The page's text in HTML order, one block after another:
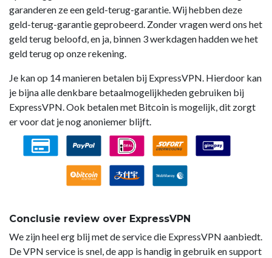
garanderen ze een geld-terug-garantie. Wij hebben deze
geld-terug-garantie geprobeerd. Zonder vragen werd ons het
geld terug beloofd, en ja, binnen 3 werkdagen hadden we het
geld terug op onze rekening.
Je kan op 14 manieren betalen bij ExpressVPN. Hierdoor kan
je bijna alle denkbare betaalmogelijkheden gebruiken bij
ExpressVPN. Ook betalen met Bitcoin is mogelijk, dit zorgt
er voor dat je nog anoniemer blijft.
Conclusie review over ExpressVPN
We zijn heel erg blij met de service die ExpressVPN aanbiedt.
De VPN service is snel, de app is handig in gebruik en support